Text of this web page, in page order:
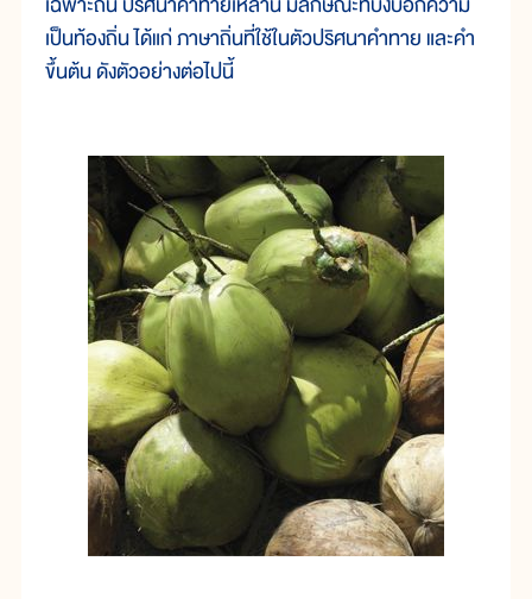
เป็นท้องถิ่น ได้แก่ ภาษาถิ่นที่ใช้ในตัวปริศนาคำทาย และคำ
ขึ้นต้น ดังตัวอย่างต่อไปนี้